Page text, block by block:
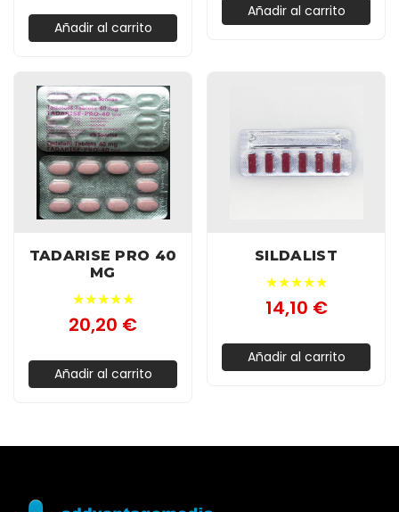
Añadir al carrito
Añadir al carrito
TADARISE PRO 40
MG
★★★★★
20,20 €
Añadir al carrito
SILDALIST
★★★★★
14,10 €
Añadir al carrito